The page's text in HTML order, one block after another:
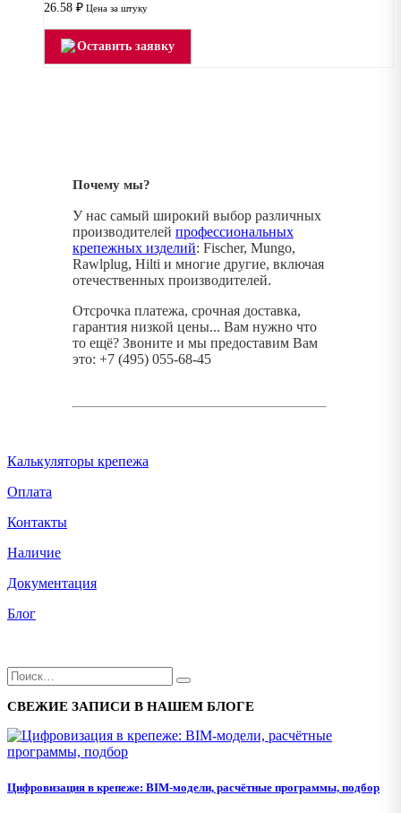
26.58 ₽ Цена за штуку
Оставить заявку
Почему мы?
У нас самый широкий выбор различных
производителей профессиональных
крепежных изделий: Fischer, Mungo,
Rawlplug, Hilti и многие другие, включая
отечественных производителей.
Отсрочка платежа, срочная доставка,
гарантия низкой цены... Вам нужно что
то ещё? Звоните и мы предоставим Вам
это: +7 (495) 055-68-45
Калькуляторы крепежа
Оплата
Контакты
Наличие
Документация
Блог
СВЕЖИЕ ЗАПИСИ В НАШЕМ БЛОГЕ
Цифровизация в крепеже: BIM-модели, расчётные программы, подбор